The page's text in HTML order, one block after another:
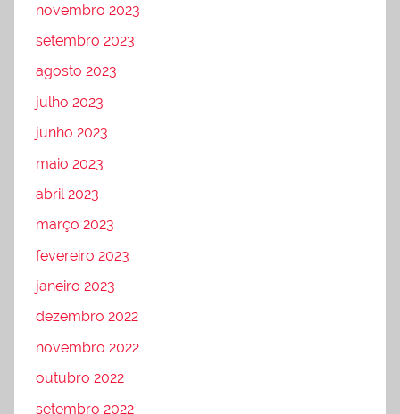
novembro 2023
setembro 2023
agosto 2023
julho 2023
junho 2023
maio 2023
abril 2023
março 2023
fevereiro 2023
janeiro 2023
dezembro 2022
novembro 2022
outubro 2022
setembro 2022